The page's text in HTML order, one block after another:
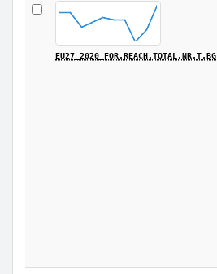
EU27_2020_FOR.REACH.TOTAL.NR.T.BG